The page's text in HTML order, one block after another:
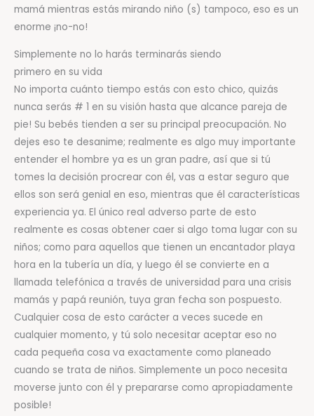
mamá mientras estás mirando niño (s) tampoco, eso es un
enorme ¡no-no!
Simplemente no lo harás terminarás siendo
primero en su vida
No importa cuánto tiempo estás con esto chico, quizás
nunca serás # 1 en su visión hasta que alcance pareja de
pie! Su bebés tienden a ser su principal preocupación. No
dejes eso te desanime; realmente es algo muy importante
entender el hombre ya es un gran padre, así que si tú
tomes la decisión procrear con él, vas a estar seguro que
ellos son será genial en eso, mientras que él características
experiencia ya. El único real adverso parte de esto
realmente es cosas obtener caer si algo toma lugar con su
niños; como para aquellos que tienen un encantador playa
hora en la tubería un día, y luego él se convierte en a
llamada telefónica a través de universidad para una crisis
mamás y papá reunión, tuya gran fecha son pospuesto.
Cualquier cosa de esto carácter a veces sucede en
cualquier momento, y tú solo necesitar aceptar eso no
cada pequeña cosa va exactamente como planeado
cuando se trata de niños. Simplemente un poco necesita
moverse junto con él y prepararse como apropiadamente
posible!